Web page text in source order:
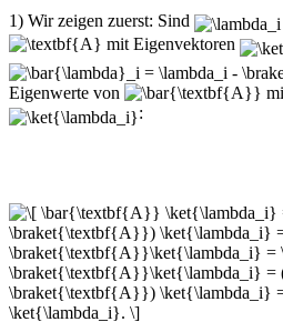
1) Wir zeigen zuerst: Sind
mit Eigenvektoren
Eigenwerte von
: